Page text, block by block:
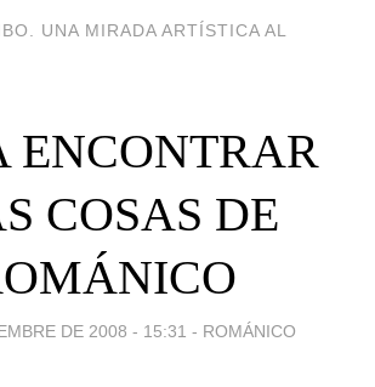
UNA MIRADA ARTÍSTICA AL
ENCONTRAR
COSAS DE
DE 2008 - 15:31 - ROMÁNICO